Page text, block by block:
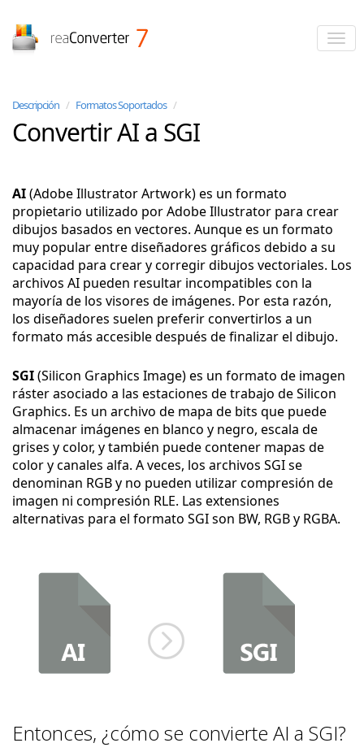
Descripción / Formatos Soportados /
Convertir AI a SGI
AI(Adobe Illustrator Artwork) es un formato
propietario utilizado por Adobe Illustrator para crear
dibujos basados en vectores. Aunque es un formato
muy popular entre diseñadores gráficos debido a su
capacidad para crear y corregir dibujos vectoriales. Los
archivos AI pueden resultar incompatibles con la
mayoría de los visores de imágenes. Por esta razón,
los diseñadores suelen preferir convertirlos a un
formato más accesible después de finalizar el dibujo.
SGI(Silicon Graphics Image) es un formato de imagen
ráster asociado a las estaciones de trabajo de Silicon
Graphics. Es un archivo de mapa de bits que puede
almacenar imágenes en blanco y negro, escala de
grises y color, y también puede contener mapas de
color y canales alfa. A veces, los archivos SGI se
denominan RGB y no pueden utilizar compresión de
imagen ni compresión RLE. Las extensiones
alternativas para el formato SGI son BW, RGB y RGBA.
Entonces, ¿cómo se convierte AI a SGI?